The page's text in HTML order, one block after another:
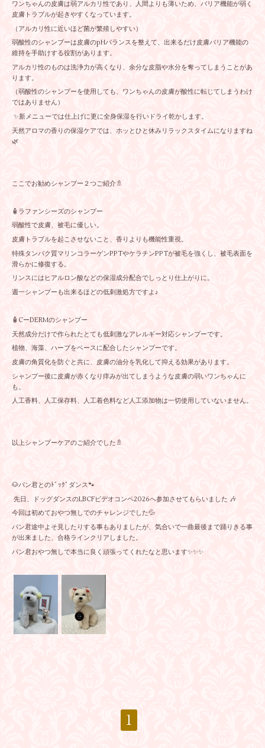
ワンちゃんの皮膚は弱アルカリ性であり、人間よりも薄いため、バリア機能が弱く
皮膚トラブルが起きやすくなっています。
（アルカリ性に近いほど菌が繁殖しやすい）
弱酸性のシャンプーは皮膚のpHバランスを整えて、出来るだけ皮膚バリア機能の
維持を手助けする役割があります。
アルカリ性のものは洗浄力が高くなり、余分な皮脂や水分を奪ってしまうことがあ
ります。
（弱酸性のシャンプーを使用しても、ワンちゃんの皮膚が酸性に転じてしまうわけ
ではありません）
✨新メニューでは仕上げに更に全身保湿を行いドライ乾かします。
天然アロマの香りの保湿ケアでは、ホッとひと休みリラックスタイムになりますね
🌿
ここでお勧めシャンプー２つご紹介🚿
🧴ラファンシーズのシャンプー
弱酸性で皮膚、被毛に優しい。
皮膚トラブルを起こさせないこと、香りよりも機能性重視。
特殊タンパク質マリンコラーゲンPPTやケラチンPPTが被毛を強くし、被毛表面を
滑らかに修復する。
リンスにはヒアルロン酸などの保湿成分配合でしっとり仕上がりに。
週一シャンプーも出来るほどの低刺激処方ですよ♪
🧴CーDERMのシャンプー
天然成分だけで作られたとても低刺激なアレルギー対応シャンプーです。
植物、海藻、ハーブをベースに配合したシャンプーです。
皮膚の角質化を防ぐと共に、皮膚の油分を乳化して抑える効果があります。
シャンプー後に皮膚が赤くなり痒みが出てしまうような皮膚の弱いワンちゃんに
も。
人工香料、人工保存料、人工着色料など人工添加物は一切使用していないません。
以上シャンプーケアのご紹介でした🚿
🐶パン君とのﾄﾞｯｸﾞダンス🐾
先日、ドッグダンスのLBCFビデオコンペ2026へ参加させてもらいました 🎶
今回は初めておやつ無しでのチャレンジでした💦
パン君途中よそ見したりする事もありましたが、気合いで一曲最後まで踊りきる事
が出来ました、合格ラインクリアしました。
パン君おやつ無しで本当に良く頑張ってくれたなと思います✨✨✨
1